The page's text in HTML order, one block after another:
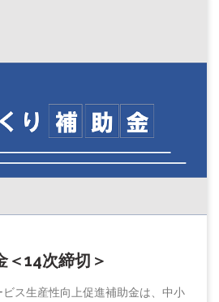
＜14次締切＞
ス生産性向上促進補助金は、中小